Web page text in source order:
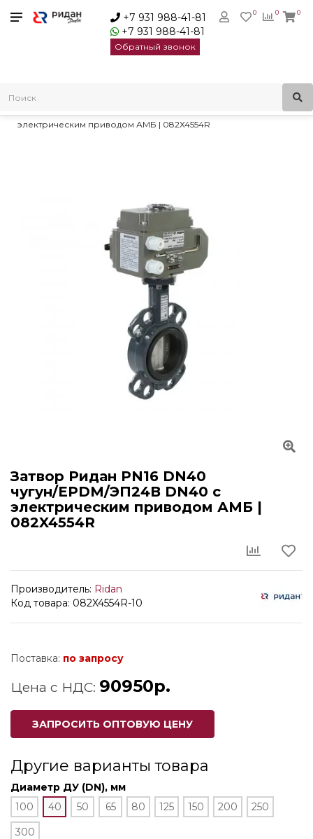
+7 931 988-41-81
+7 931 988-41-81
Обратный звонок
0
0 0
Трубопроводная арматура
электрическим приводом АМБ | 082X4554R
Затвор Ридан PN16 DN40
чугун/EPDM/ЭП24В DN40 с
электрическим приводом АМБ |
082X4554R
Производитель: Ridan
Код товара: 082X4554R-10
Поставка: по запросу
Цена с НДС: 90950р.
ЗАПРОСИТЬ ОПТОВУЮ ЦЕНУ
Другие варианты товара
Диаметр ДУ (DN), мм
100
40 50 65 80 125 150 200
250
300